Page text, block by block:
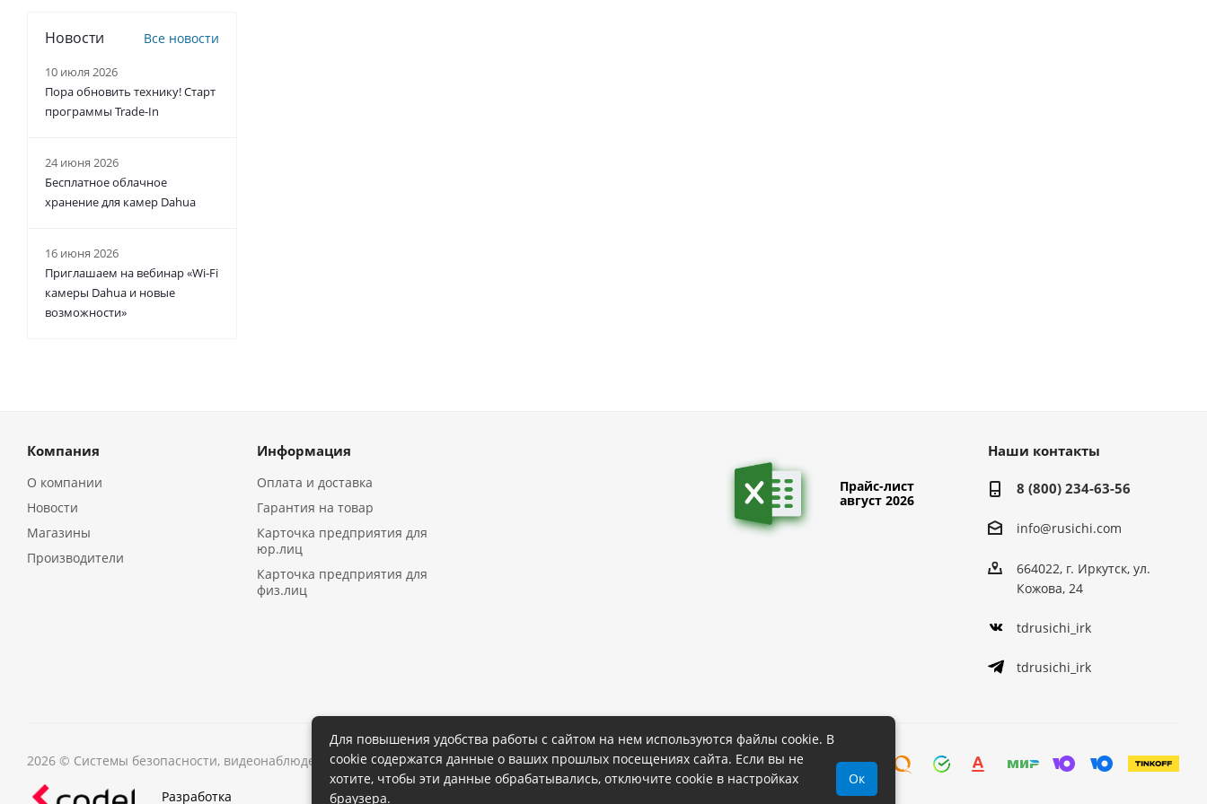
Новости Все новости
10 июля 2026
Пора обновить технику! Старт
программы Trade-In
24 июня 2026
Бесплатное облачное
хранение для камер Dahua
16 июня 2026
Приглашаем на вебинар «Wi-Fi
камеры Dahua и новые
возможности»
Компания
О компании
Новости
Магазины
Производители
Информация
Оплата и доставка
Гарантия на товар
Карточка предприятия для
юр.лиц
Карточка предприятия для
физ.лиц
Прайс-лист
август 2026
Наши контакты
8 (800) 234-63-56
info@rusichi.com
664022, г. Иркутск, ул.
Кожова, 24
tdrusichi_irk
tdrusichi_irk
2026 © Системы безопасности, видеонаблюдения в ИркутскеПолитика конфиденциальности
Разработка
Для повышения удобства работы с сайтом на нем используются файлы cookie. В
cookie содержатся данные о ваших прошлых посещениях сайта. Если вы не
хотите, чтобы эти данные обрабатывались, отключите cookie в настройках
браузера.
Ок